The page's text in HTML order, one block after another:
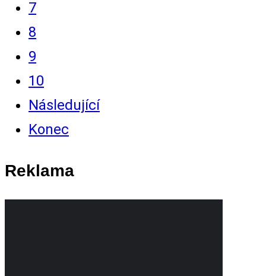
7
8
9
10
Následující
Konec
Reklama